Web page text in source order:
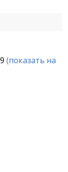
(показать на